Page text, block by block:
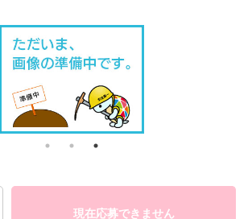
現在応募できません